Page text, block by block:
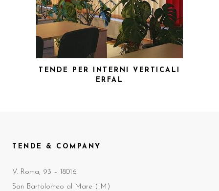
TENDE PER INTERNI VERTICALI
ERFAL
TENDE & COMPANY
V. Roma, 93 – 18016
San Bartolomeo al Mare (IM)